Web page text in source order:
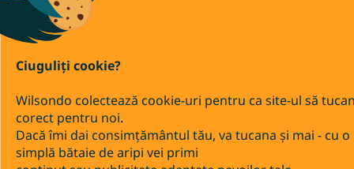
Ciuguliți cookie?
Wilsondo colectează cookie-uri pentru ca site-ul să
corect pentru noi.
Dacă îmi dai consimțământul tău, va tucana și mai - cu o
simplă bătaie de aripi vei primi